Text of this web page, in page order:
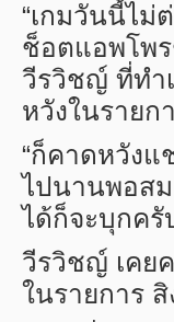
“เกมวันนี้ไม่
ช็อตแอพโพ
วีรวิชญ์ ที่ทำ
หวังในรายก
“ก็คาดหวังแ
ไปนานพอสม
ได้ก็จะบุกครั
วีรวิชญ์ เคย
ในรายการ